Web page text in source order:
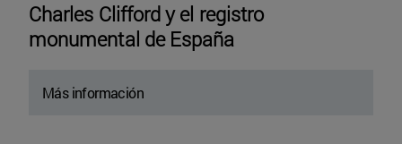
Charles Clifford y el registro
monumental de España
Más información